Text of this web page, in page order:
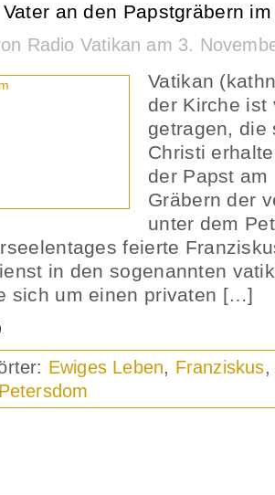
an den Papstgräbern
Radio Vatikan am 3.
Vatikan
der Kirche ist
getragen, die
Christi
der Papst
Gräbern der
unter dem
feierte
in den sogenannten
sich um einen privaten […]
Ewiges Leben, Franziskus
Petersdom